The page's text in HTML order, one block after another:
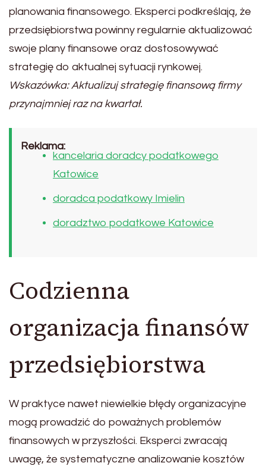
planowania finansowego. Eksperci podkreślają, że
przedsiębiorstwa powinny regularnie aktualizować
swoje plany finansowe oraz dostosowywać
strategię do aktualnej sytuacji rynkowej.
Wskazówka: Aktualizuj strategię finansową firmy
przynajmniej raz na kwartał.
Reklama:
kancelaria doradcy podatkowego
Katowice
doradca podatkowy Imielin
doradztwo podatkowe Katowice
Codzienna
organizacja finansów
przedsiębiorstwa
W praktyce nawet niewielkie błędy organizacyjne
mogą prowadzić do poważnych problemów
finansowych w przyszłości. Eksperci zwracają
uwagę, że systematyczne analizowanie kosztów